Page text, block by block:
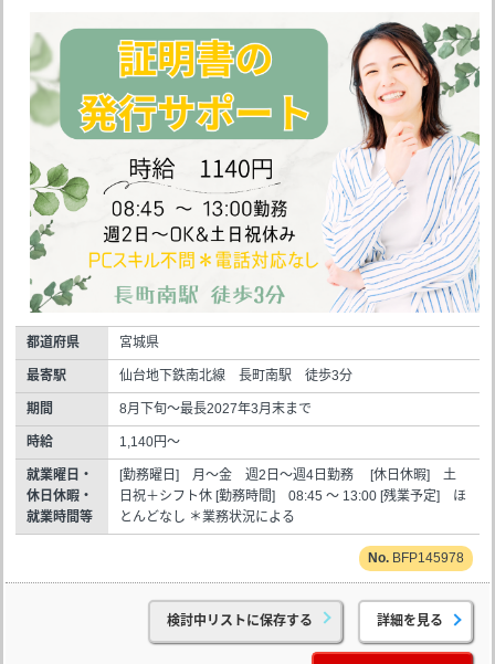
都道府県 宮城県
最寄駅 仙台地下鉄南北線 長町南駅 徒歩3分
期間 8月下旬～最長2027年3月末まで
時給 1,140円～
就業曜日・
休日休暇・
就業時間等
[勤務曜日] 月～金 週2日～週4日勤務 [休日休暇] 土
日祝＋シフト休 [勤務時間] 08:45 ～ 13:00 [残業予定] ほ
とんどなし ＊業務状況による
BFP145978
検討中リストに保存する 詳細を見る